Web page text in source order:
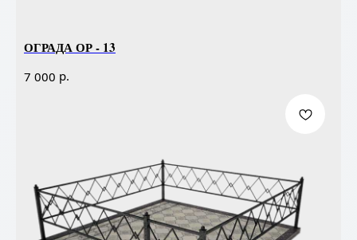
ОГРАДА ОР - 13
7 000 р.